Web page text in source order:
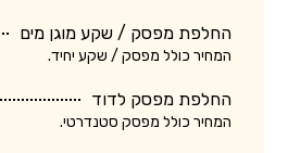
החלפת מפסק / שקע מוגן מים
המחיר כולל מפסק / שקע יחיד.
החלפת מפסק לדוד
המחיר כולל מפסק סטנדרטי.